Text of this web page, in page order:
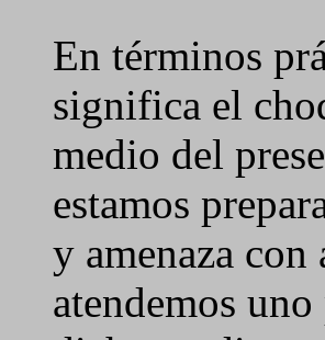
En términos
significa el
medio del
estamos
y amenaza
atendemos